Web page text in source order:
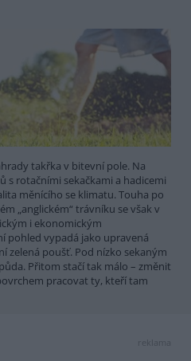
takřka v bitevní pole. Na
s rotačními sekačkami a hadicemi
měnícího se klimatu. Touha po
„anglickém“ trávníku se však v
i ekonomickým
pohled vypadá jako upravená
zelená poušť. Pod nízko sekaným
Přitom stačí tak málo – změnit
pracovat ty, kteří tam
reklama